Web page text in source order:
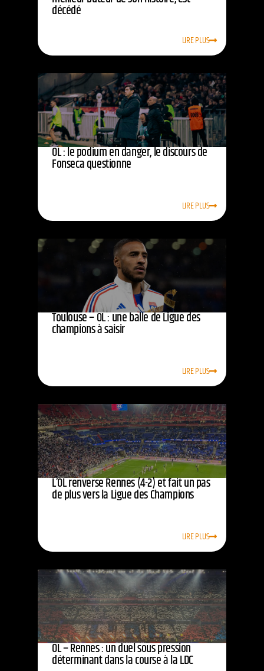
décédé
LIRE PLUS
OL : le podium en danger, le discours de
Fonseca questionne
LIRE PLUS
Toulouse – OL : une balle de Ligue des
champions à saisir
LIRE PLUS
L’OL renverse Rennes (4-2) et fait un pas
de plus vers la Ligue des Champions
LIRE PLUS
OL – Rennes : un duel sous pression
déterminant dans la course à la LDC